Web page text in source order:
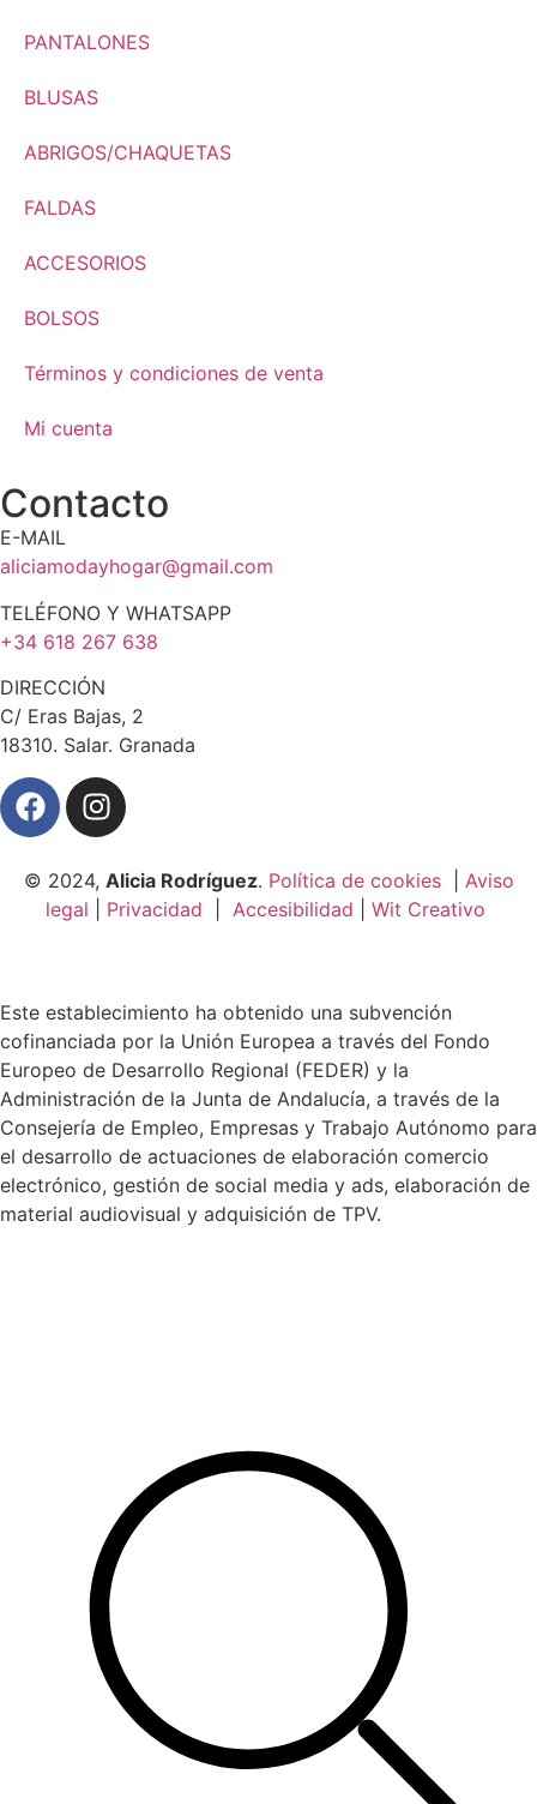
PANTALONES
BLUSAS
ABRIGOS/CHAQUETAS
FALDAS
ACCESORIOS
BOLSOS
Términos y condiciones de venta
Mi cuenta
Contacto
E-MAIL
aliciamodayhogar@gmail.com
TELÉFONO Y WHATSAPP
+34 618 267 638
DIRECCIÓN
C/ Eras Bajas, 2
18310. Salar. Granada
© 2024, Alicia Rodríguez. Política de cookies| Aviso
legal
Privacidad Accesibilidad Wit Creativo
Este establecimiento ha obtenido una subvención
cofinanciada por la Unión Europea a través del Fondo
Europeo de Desarrollo Regional (FEDER) y la
Administración de la Junta de Andalucía, a través de la
Consejería de Empleo, Empresas y Trabajo Autónomo para
el desarrollo de actuaciones de elaboración comercio
electrónico, gestión de social media y ads, elaboración de
material audiovisual y adquisición de TPV.